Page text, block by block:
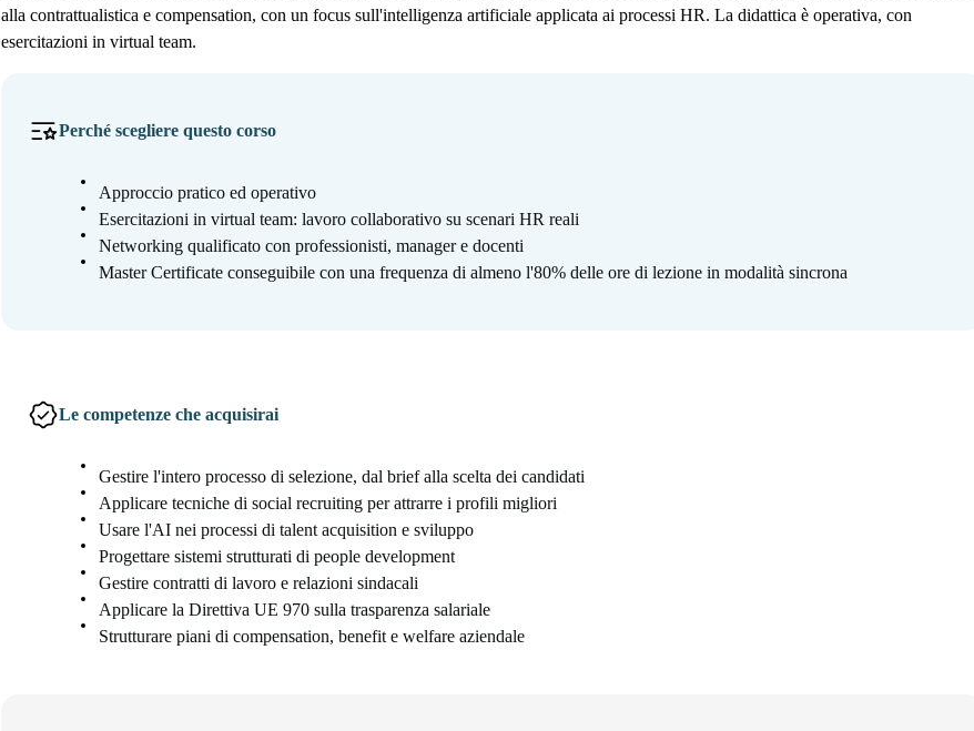
alla contrattualistica e compensation, con un focus sull'intelligenza artificiale applicata ai processi HR. La didattica è operativa, con
esercitazioni in virtual team.
Perché scegliere questo corso
Approccio pratico ed operativo
Esercitazioni in virtual team: lavoro collaborativo su scenari HR reali
Networking qualificato con professionisti, manager e docenti
Master Certificate conseguibile con una frequenza di almeno l'80% delle ore di lezione in modalità sincrona
Le competenze che acquisirai
Gestire l'intero processo di selezione, dal brief alla scelta dei candidati
Applicare tecniche di social recruiting per attrarre i profili migliori
Usare l'AI nei processi di talent acquisition e sviluppo
Progettare sistemi strutturati di people development
Gestire contratti di lavoro e relazioni sindacali
Applicare la Direttiva UE 970 sulla trasparenza salariale
Strutturare piani di compensation, benefit e welfare aziendale